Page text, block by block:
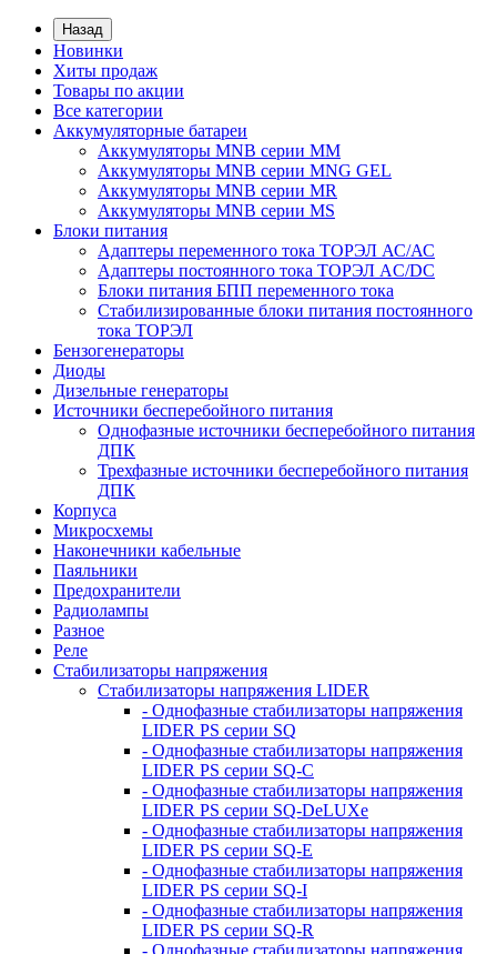
Назад
Новинки
Хиты продаж
Товары по акции
Все категории
Аккумуляторные батареи
Аккумуляторы MNB серии MM
Аккумуляторы MNB серии MNG GEL
Аккумуляторы MNB серии MR
Аккумуляторы MNB серии MS
Блоки питания
Адаптеры переменного тока ТОРЭЛ АС/АС
Адаптеры постоянного тока ТОРЭЛ AC/DC
Блоки питания БПП переменного тока
Стабилизированные блоки питания постоянного
тока ТОРЭЛ
Бензогенераторы
Диоды
Дизельные генераторы
Источники бесперебойного питания
Однофазные источники бесперебойного питания
ДПК
Трехфазные источники бесперебойного питания
ДПК
Корпуса
Микросхемы
Наконечники кабельные
Паяльники
Предохранители
Радиолампы
Разное
Реле
Стабилизаторы напряжения
Стабилизаторы напряжения LIDER
- Однофазные стабилизаторы напряжения
LIDER PS серии SQ
- Однофазные стабилизаторы напряжения
LIDER PS серии SQ-C
- Однофазные стабилизаторы напряжения
LIDER PS серии SQ-DeLUXe
- Однофазные стабилизаторы напряжения
LIDER PS серии SQ-E
- Однофазные стабилизаторы напряжения
LIDER PS серии SQ-I
- Однофазные стабилизаторы напряжения
LIDER PS серии SQ-R
- Однофазные стабилизаторы напряжения